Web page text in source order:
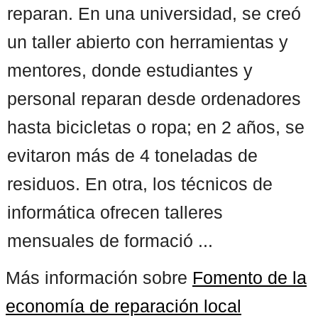
reparan. En una universidad, se creó
un taller abierto con herramientas y
mentores, donde estudiantes y
personal reparan desde ordenadores
hasta bicicletas o ropa; en 2 años, se
evitaron más de 4 toneladas de
residuos. En otra, los técnicos de
informática ofrecen talleres
mensuales de formació ...
Más información sobre Fomento de la
economía de reparación local